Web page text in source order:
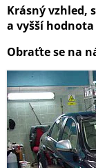
Krásný vzhled,
a vyšší hodnota
Obraťte se na